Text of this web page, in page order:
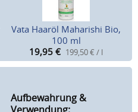
Vata Haaröl Maharishi Bio,
100 ml
19,95 € 199,50 € / l
Aufbewahrung &